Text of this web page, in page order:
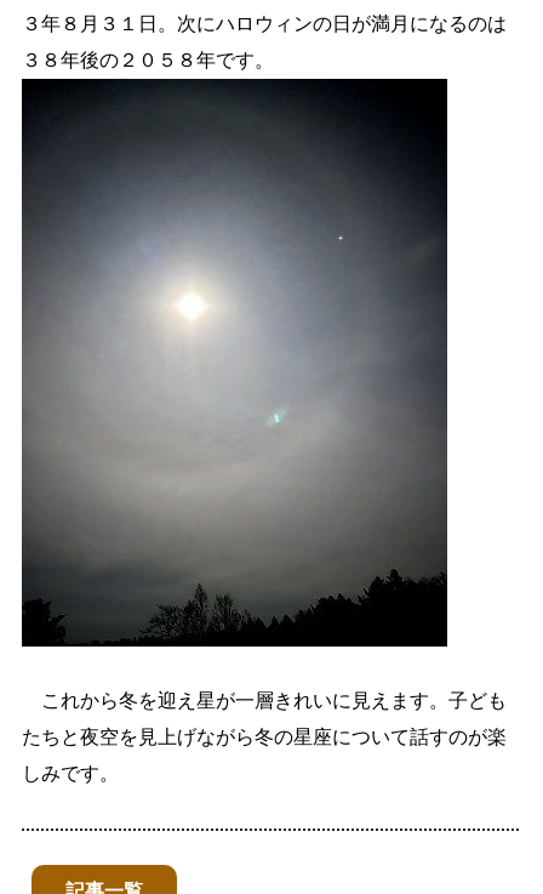
３年８月３１日。次にハロウィンの日が満月になるのは
３８年後の２０５８年です。
これから冬を迎え星が一層きれいに見えます。子ども
たちと夜空を見上げながら冬の星座について話すのが楽
しみです。